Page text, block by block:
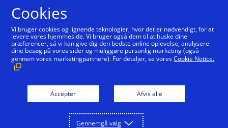
Cookies
Vi bruger cookies og lignende teknologier, hvor det er nødvendigt, for at
levere vores hjemmeside. Vi bruger også dem til at huske dine
præferencer, så vi kan give dig den bedste online oplevelse, analysere
dine besøg på vores sider og muliggøre personlig marketing (også
gennem vores marketingpartnere). For detaljer, se voresCookie Notice.
Accepter Afvis alle
Gennemgå valg